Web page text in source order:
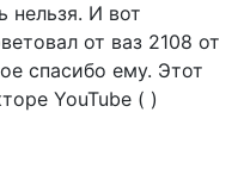
нельзя. И вот
от ваз 2108 от
спасибо ему. Этот
YouTube ( )